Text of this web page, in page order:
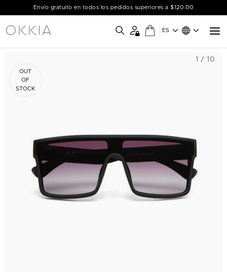
Envío gratuito en todos los pedidos superiores a $120.00
ES
OUT
OF
STOCK
1 / 10